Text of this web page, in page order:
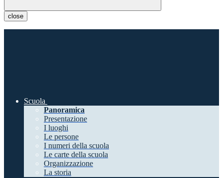
close
Scuola
Panoramica
Presentazione
I luoghi
Le persone
I numeri della scuola
Le carte della scuola
Organizzazione
La storia